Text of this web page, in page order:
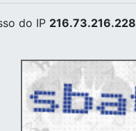
do IP 216.73.216.228